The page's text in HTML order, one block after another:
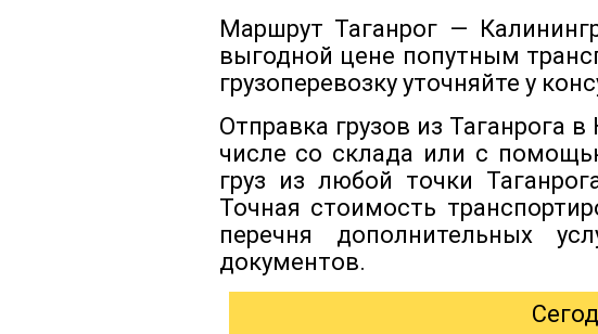
Маршрут Таганрог —
выгодной цене попутным
грузоперевозку уточняйте у
Отправка грузов из Таганрога
числе со склада или с
груз из любой точки
Точная стоимость
перечня дополнительных
документов.